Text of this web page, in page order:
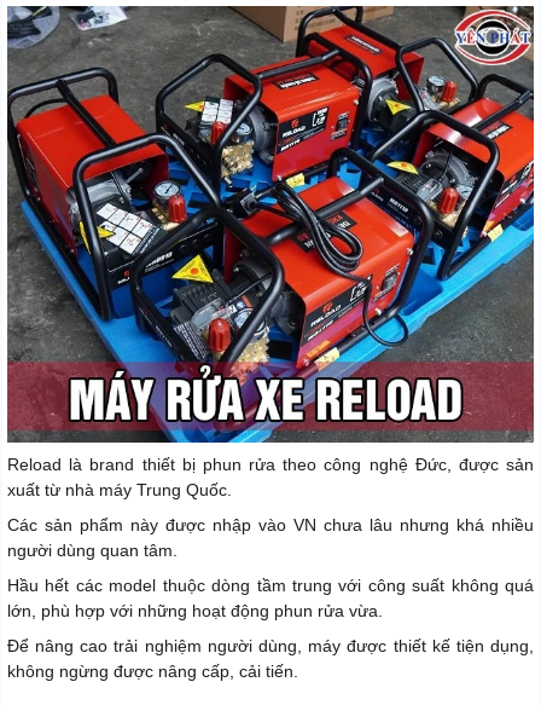
Reload là brand thiết bị phun rửa theo công nghệ Đức, được sản
xuất từ nhà máy Trung Quốc.
Các sản phẩm này được nhập vào VN chưa lâu nhưng khá nhiều
người dùng quan tâm.
Hầu hết các model thuộc dòng tầm trung với công suất không quá
lớn, phù hợp với những hoạt động phun rửa vừa.
Để nâng cao trải nghiệm người dùng, máy được thiết kế tiện dụng,
không ngừng được nâng cấp, cải tiến.